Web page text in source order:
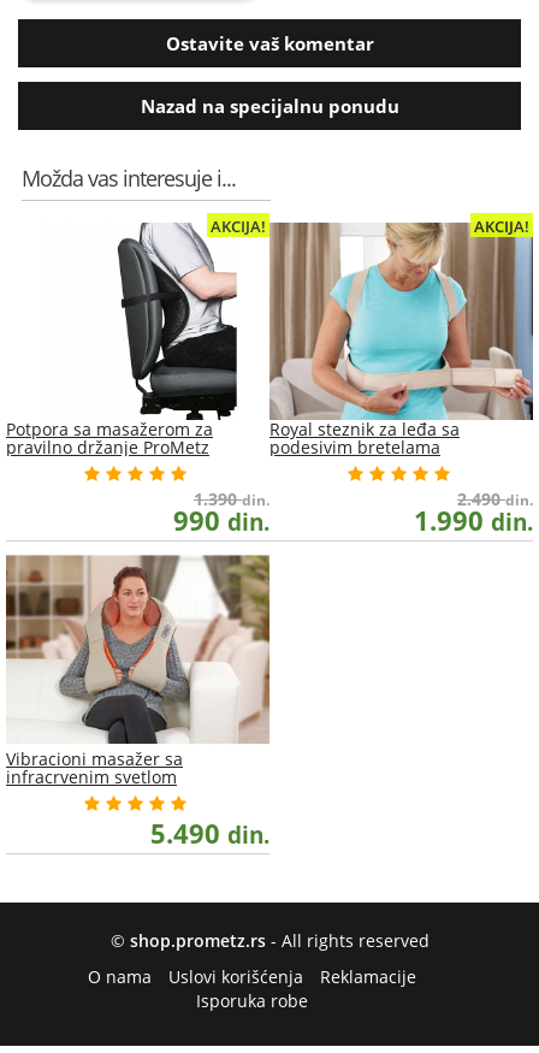
Ostavite vaš komentar
Nazad na specijalnu ponudu
Možda vas interesuje i...
AKCIJA!
Potpora sa masažerom za
pravilno držanje ProMetz
1.390din.
990 din.
AKCIJA!
Royal steznik za leđa sa
podesivim bretelama
2.490din.
1.990 din.
Vibracioni masažer sa
infracrvenim svetlom
5.490 din.
© shop.prometz.rs- All rights reserved
O nama
Uslovi korišćenja
Reklamacije
Isporuka robe